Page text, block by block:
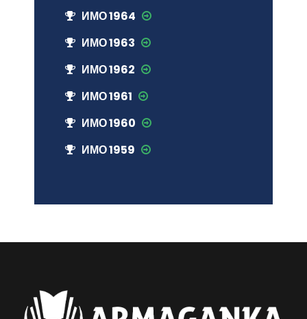
ИМО 1964
ИМО 1963
ИМО 1962
ИМО 1961
ИМО 1960
ИМО 1959